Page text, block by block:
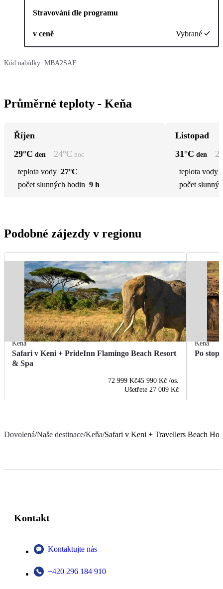
Stravování dle programu
v ceně Vybrané
Kód nabídky: MBA2SAF
Průměrné teploty - Keňa
Říjen
29°C den 24°C noc
teplota vody 27°C
počet slunných hodin 9 h
Listopad
31°C den
teplota vody
počet
Podobné zájezdy v regionu
Keňa
Safari v Keni + PrideInn Flamingo Beach Resort
& Spa
72 999 Kč45 990 Kč /os.
Ušetřete 27 009 Kč
Keňa
Po
Dovolená/Naše destinace/Keňa/Safari v Keni + Travellers Beach
Kontakt
Kontaktujte nás
+420 296 184 910